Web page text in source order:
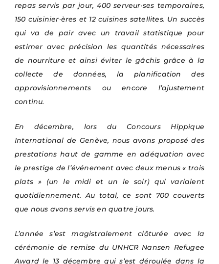
repas servis par jour, 400 serveur·ses temporaires,
150 cuisinier·ères et 12 cuisines satellites. Un succès
qui va de pair avec un travail statistique pour
estimer avec précision les quantités nécessaires
de nourriture et ainsi éviter le gâchis grâce à la
collecte de données, la planification des
approvisionnements ou encore l’ajustement
continu.
En décembre, lors du Concours Hippique
International de Genève, nous avons proposé des
prestations haut de gamme en adéquation avec
le prestige de l’événement avec deux menus « trois
plats » (un le midi et un le soir) qui variaient
quotidiennement. Au total, ce sont 700 couverts
que nous avons servis en quatre jours.
L’année s’est magistralement clôturée avec la
cérémonie de remise du UNHCR Nansen Refugee
Award le 13 décembre qui s’est déroulée dans la